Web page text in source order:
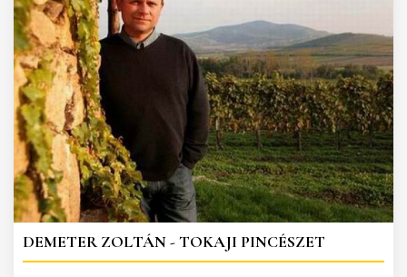
DEMETER ZOLTÁN - TOKAJI PINCÉSZET